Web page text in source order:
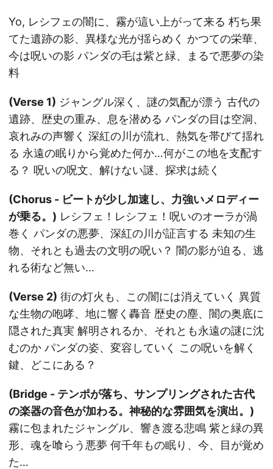
Yo, レシフェの闇に、霧が這い上がって来る 朽ち果
てた遺跡の影、異様な光が揺らめく かつての栄華、
今は呪いの影 パンダの毛は紫と緑、まるで悪夢の染
料
(Verse 1) ジャングル深く、謎の気配が漂う 古代の
遺跡、歴史の重み、息を潜める パンダの目は空洞、
哀れみの声響く 深紅の川が流れ、熱気を帯びて揺れ
る 永遠の眠りから覚めた何か…何がこの地を支配す
る？ 呪いの呪文、解けない謎、探求は続く
(Chorus - ビートが少し加速し、力強いメロディー
が乗る。) レシフェ！レシフェ！呪いのオーラが渦
巻く パンダの悪夢、深紅の川が証言する 未知の生
物、それとも過去の文明の呪い？ 闇の影が迫る、逃
れる術など無い…
(Verse 2) 街の灯火も、この闇には消えていく 異質
な生物の咆哮、地に響く轟音 歴史の塵、闇の奥底に
隠された真実 解明されるか、それとも永遠の謎に沈
むのか パンダの姿、変容していく この呪いを解く
鍵、どこにある？
(Bridge - テンポが落ち、サンプリングされた古代
の楽器の音色が加わる。神秘的な雰囲気を演出。)
霧に包まれたジャングル、響き渡る悲鳴 紫と緑の異
形、魂を喰らう悪夢 何千年もの眠り、今、目が覚め
た…